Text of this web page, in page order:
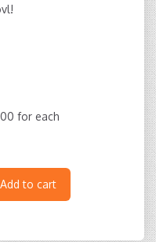
for each
Add to cart